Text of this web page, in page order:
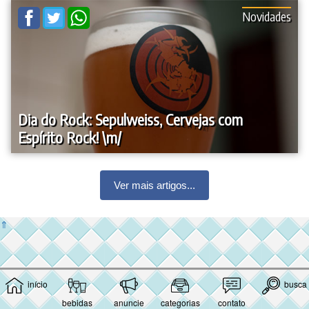
início
bebidas
anuncie categorias contato
busca
Dia do Rock: Sepulweiss, Cervejas com
Espírito Rock! \m/
Novidades
Ver mais artigos...
⇑